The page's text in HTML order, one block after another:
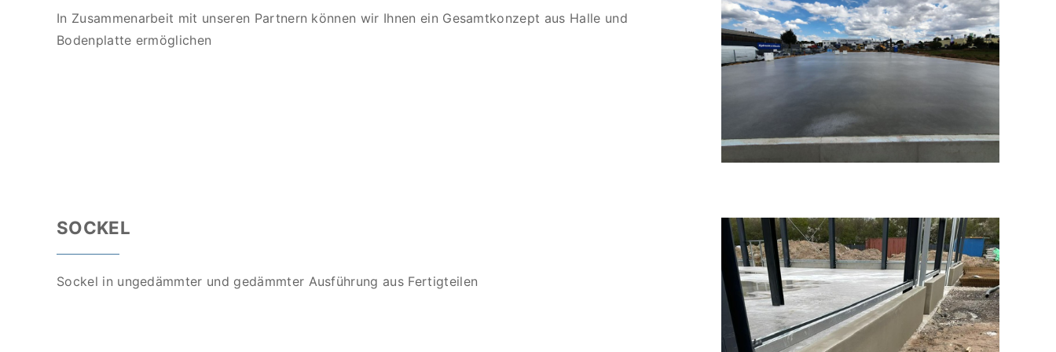
In Zusammenarbeit mit unseren Partnern können wir Ihnen ein Gesamtkonzept aus Halle und
Bodenplatte ermöglichen
SOCKEL
Sockel in ungedämmter und gedämmter Ausführung aus Fertigteilen